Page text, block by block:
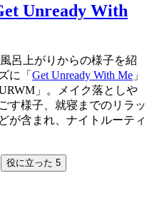
Unready With
呂上がりからの様子を紹
に「 Get Unready With Me 」
」。メイク落としや
す様子、就寝までのリラッ
が含まれ、ナイトルーティ
役に立った 5